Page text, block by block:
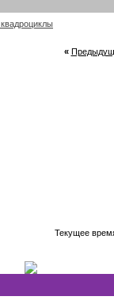
«
Текущее